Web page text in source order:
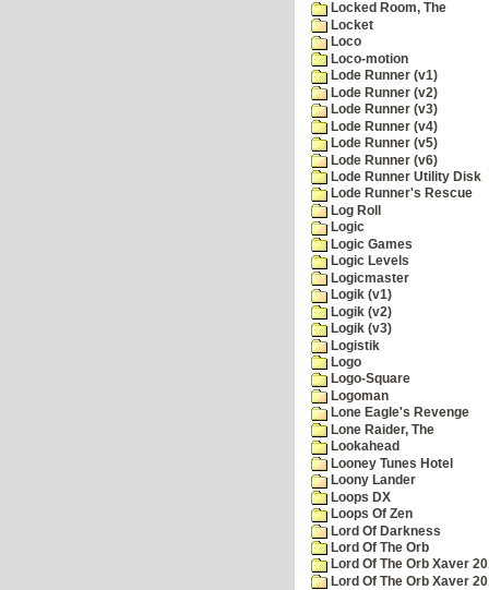
Locked Room, The
Locket
Loco
Loco-motion
Lode Runner (v1)
Lode Runner (v2)
Lode Runner (v3)
Lode Runner (v4)
Lode Runner (v5)
Lode Runner (v6)
Lode Runner Utility Disk
Lode Runner's Rescue
Log Roll
Logic
Logic Games
Logic Levels
Logicmaster
Logik (v1)
Logik (v2)
Logik (v3)
Logistik
Logo
Logo-Square
Logoman
Lone Eagle's Revenge
Lone Raider, The
Lookahead
Looney Tunes Hotel
Loony Lander
Loops DX
Loops Of Zen
Lord Of Darkness
Lord Of The Orb
Lord Of The Orb Xaver
Lord Of The Orb Xaver